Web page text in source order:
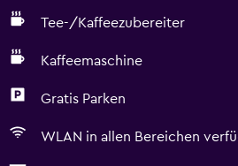
Tee-/Kaffeezubereiter
Kaffeemaschine
Gratis Parken
WLAN in allen Bereichen